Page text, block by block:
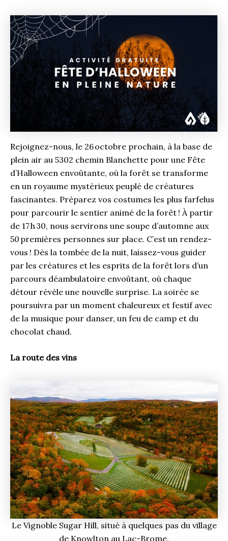
Rejoignez-nous, le 26 octobre prochain, à la base de
plein air au 5302 chemin Blanchette pour une Fête
d’Halloween envoûtante, où la forêt se transforme
en un royaume mystérieux peuplé de créatures
fascinantes. Préparez vos costumes les plus farfelus
pour parcourir le sentier animé de la forêt ! À partir
de 17 h 30, nous servirons une soupe d’automne aux
50 premières personnes sur place. C’est un rendez-
vous ! Dès la tombée de la nuit, laissez-vous guider
par les créatures et les esprits de la forêt lors d’un
parcours déambulatoire envoûtant, où chaque
détour révèle une nouvelle surprise. La soirée se
poursuivra par un moment chaleureux et festif avec
de la musique pour danser, un feu de camp et du
chocolat chaud.
La route des vins
Le Vignoble Sugar Hill, situé à quelques pas du village
de Knowlton au Lac-Brome.